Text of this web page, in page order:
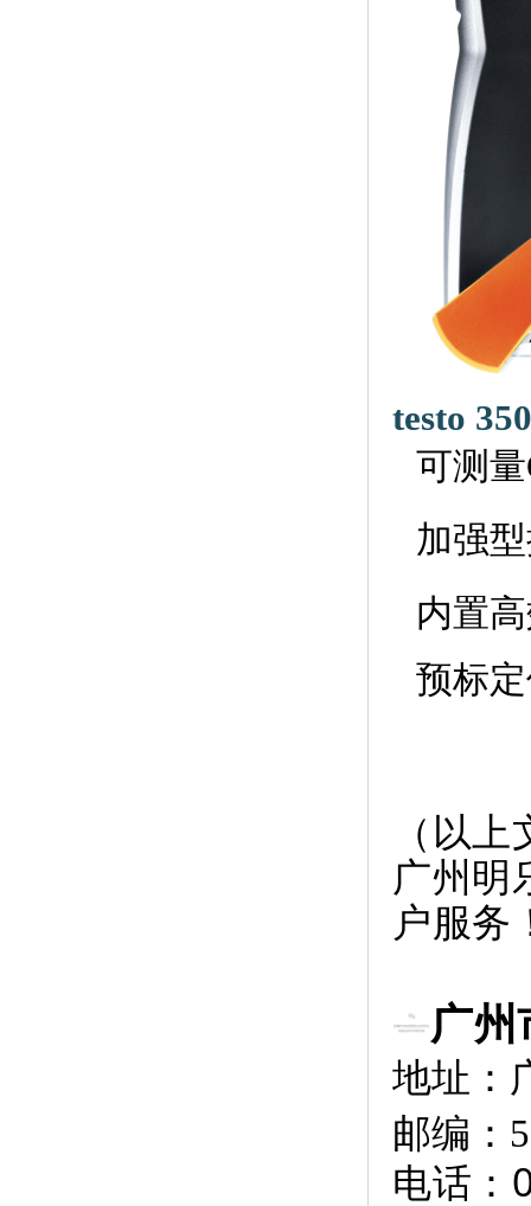
testo
可测
加强
内置
预标
（ 以上
广州明
户服务
广州
地址：
邮编：
电话：